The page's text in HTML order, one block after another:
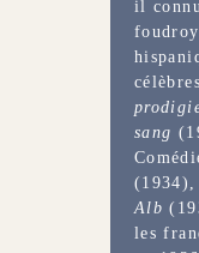
il
sang
(1934),
Alb
les